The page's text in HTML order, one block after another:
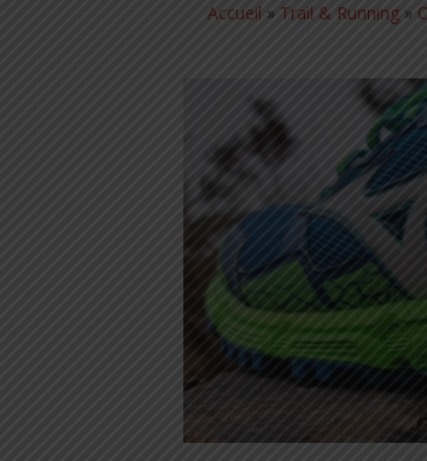
Accueil » Trail & Running »